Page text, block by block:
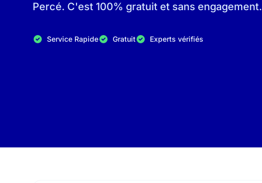
Percé. C'est 100% gratuit et sans engagement.
Service Rapide Gratuit Experts vérifiés